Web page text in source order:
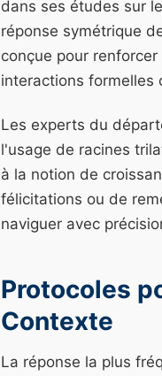
dans ses études sur
réponse symétrique
conçue pour
interactions formelles
Les experts du
l'usage de racines
à la notion de
félicitations ou de
naviguer avec
Protocoles
Contexte
La réponse la plus